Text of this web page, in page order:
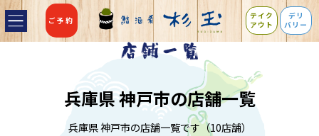
ご予約
テイク
アウト
デリ
バリー
兵庫県 神戸市の店舗一覧
兵庫県 神戸市の店舗一覧です（10店舗）